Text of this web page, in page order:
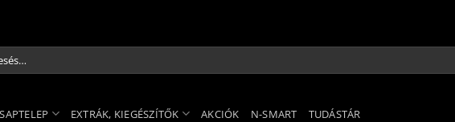
EXTRÁK, KIEGÉSZÍTŐK AKCIÓK N-SMART TUDÁSTÁR